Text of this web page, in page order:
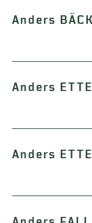
Anders
Anders
Anders